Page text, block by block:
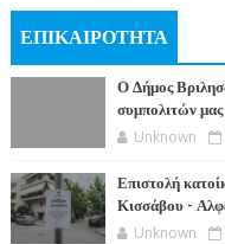
ΕΠΙΚΑΙΡΟΤΗΤΑ
Ο Δήμος
συμπολιτών
Unknown
Επιστολή
Κισσάβου -
Unknown